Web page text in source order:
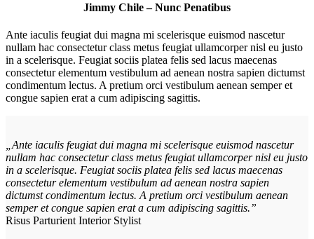
Jimmy Chile – Nunc Penatibus
Ante iaculis feugiat dui magna mi scelerisque euismod nascetur
nullam hac consectetur class metus feugiat ullamcorper nisl eu justo
in a scelerisque. Feugiat sociis platea felis sed lacus maecenas
consectetur elementum vestibulum ad aenean nostra sapien dictumst
condimentum lectus. A pretium orci vestibulum aenean semper et
congue sapien erat a cum adipiscing sagittis.
„Ante iaculis feugiat dui magna mi scelerisque euismod nascetur
nullam hac consectetur class metus feugiat ullamcorper nisl eu justo
in a scelerisque. Feugiat sociis platea felis sed lacus maecenas
consectetur elementum vestibulum ad aenean nostra sapien
dictumst condimentum lectus. A pretium orci vestibulum aenean
semper et congue sapien erat a cum adipiscing sagittis.”
Risus Parturient Interior Stylist